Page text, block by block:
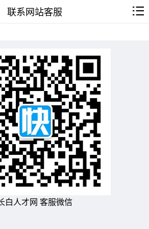
联系网站客服
白人才网 客服微信